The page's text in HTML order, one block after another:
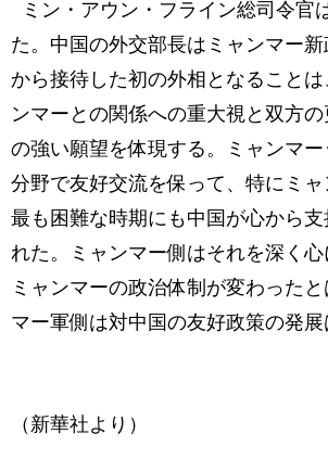
ミン・アウン・フライン総司令官
た。中国の外交部長はミャンマー
から接待した初の外相となること
ンマーとの関係への重大視と双方
の強い願望を体現する。ミャンマ
分野で友好交流を保って、特にミ
最も困難な時期にも中国が心から支
れた。ミャンマー側はそれを深く心
ミャンマーの政治体制が変わった
マー軍側は対中国の友好政策の発展
（新華社より）